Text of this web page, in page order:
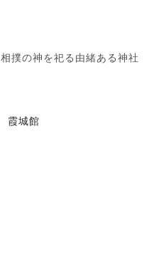
相撲の神を祀る由緒ある神社
霞城館